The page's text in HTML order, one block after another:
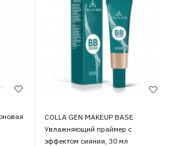
COLLA GEN MAKEUP BASE
Увлажняющий праймер с
эффектом сияния, 30 мл